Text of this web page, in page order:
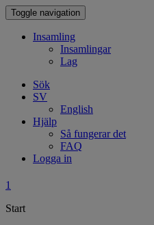
Toggle navigation
Insamling
Insamlingar
Lag
Sök
SV
English
Hjälp
Så fungerar det
FAQ
Logga in
1
Start